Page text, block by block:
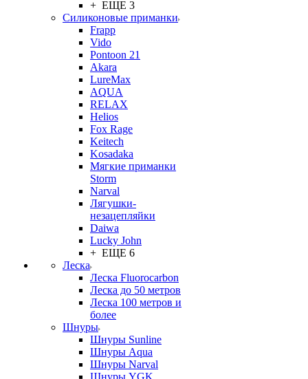
+ ЕЩЕ 3
Силиконовые приманки
Frapp
Vido
Pontoon 21
Akara
LureMax
AQUA
RELAX
Helios
Fox Rage
Keitech
Kosadaka
Мягкие приманки
Storm
Narval
Лягушки-
незацепляйки
Daiwa
Lucky John
+ ЕЩЕ 6
Леска
Леска Fluorocarbon
Леска до 50 метров
Леска 100 метров и
более
Шнуры
Шнуры Sunline
Шнуры Aqua
Шнуры Narval
Шнуры YGK